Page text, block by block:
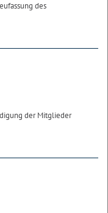
des
der Mitglieder